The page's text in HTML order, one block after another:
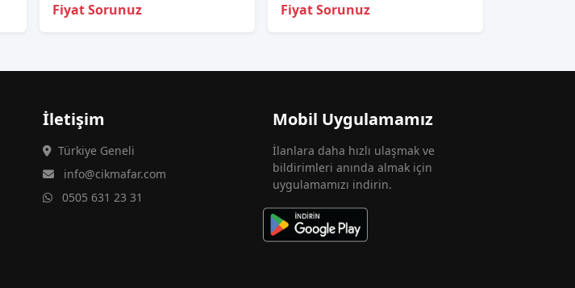
Fiyat Sorunuz Fiyat Sorunuz
İletişim
Türkiye Geneli
info@cikmafar.com
0505 631 23 31
Mobil Uygulamamız
İlanlara daha hızlı ulaşmak ve
bildirimleri anında almak için
uygulamamızı indirin.